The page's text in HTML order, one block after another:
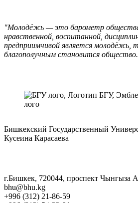
"Молодёжь — это барометр
нравственной, воспитанной,
предприимчивой является молодёжь,
благополучным становится
Бишкекский Государственный
Кусеина Карасаева
г.Бишкек, 720044, проспект Чынгыза
bhu@bhu.kg
+996 (312) 21-86-59